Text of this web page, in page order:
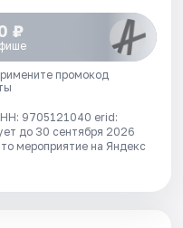
₽
промокод
9705121040 erid:
до 30 сентября 2026
мероприятие на Яндекс